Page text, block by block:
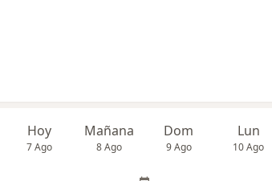
Hoy
7 Ago
Mañana
8 Ago
Dom
9 Ago
Lun
10 Ago